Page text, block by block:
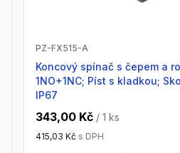
PZ-FX515-A
Koncový spínač s čepem a rolnou_PG 11; Plast;
1NO+1NC; Píst s kladkou;
IP67
343,00 Kč / 1 ks
415,03 Kč s DPH